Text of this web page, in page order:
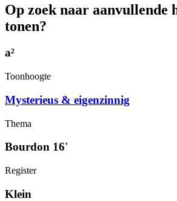
Op zoek naar aanvullende
tonen?
a²
Toonhoogte
Mysterieus & eigenzinnig
Thema
Bourdon 16'
Register
Klein